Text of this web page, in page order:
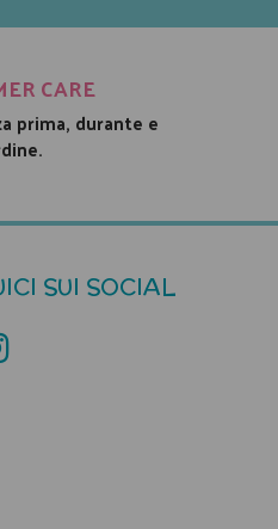
CARE
prima, durante e
SUI SOCIAL